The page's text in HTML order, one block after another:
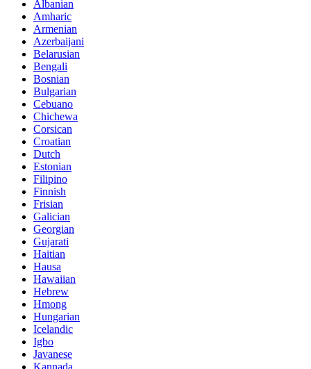
Albanian
Amharic
Armenian
Azerbaijani
Belarusian
Bengali
Bosnian
Bulgarian
Cebuano
Chichewa
Corsican
Croatian
Dutch
Estonian
Filipino
Finnish
Frisian
Galician
Georgian
Gujarati
Haitian
Hausa
Hawaiian
Hebrew
Hmong
Hungarian
Icelandic
Igbo
Javanese
Kannada